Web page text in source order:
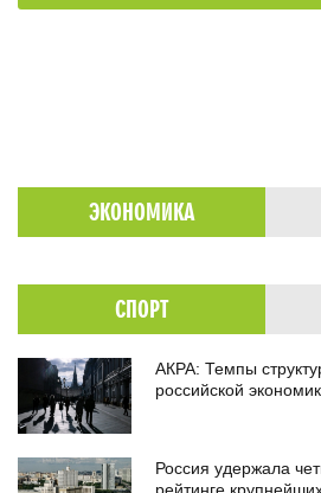
ЭКОНОМИКА
СПОРТ
АКРА: Темпы
российской
Россия удержала